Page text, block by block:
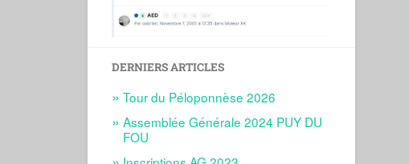
DERNIERS ARTICLES
Tour du Péloponnèse 2026
Assemblée Générale 2024 PUY DU
FOU